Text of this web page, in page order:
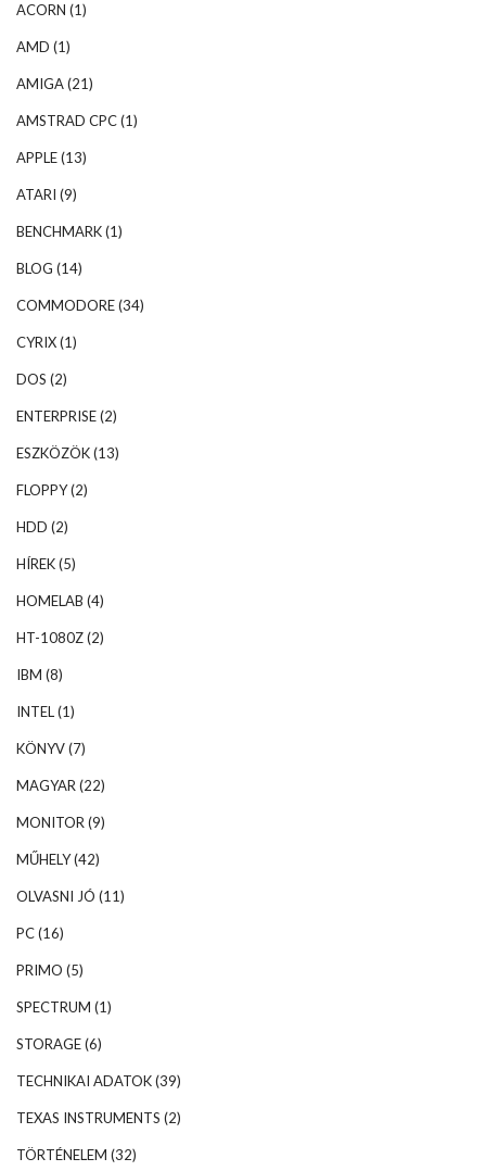
ACORN (1)
AMD (1)
AMIGA(21)
AMSTRAD CPC(1)
APPLE(13)
ATARI (9)
BENCHMARK(1)
BLOG (14)
COMMODORE(34)
CYRIX(1)
DOS (2)
ENTERPRISE(2)
ESZKÖZÖK(13)
FLOPPY(2)
HDD (2)
HÍREK(5)
HOMELAB (4)
HT-1080Z(2)
IBM (8)
INTEL(1)
KÖNYV(7)
MAGYAR (22)
MONITOR (9)
MŰHELY(42)
OLVASNI JÓ (11)
PC(16)
PRIMO (5)
SPECTRUM (1)
STORAGE(6)
TECHNIKAI ADATOK(39)
TEXAS INSTRUMENTS (2)
TÖRTÉNELEM (32)